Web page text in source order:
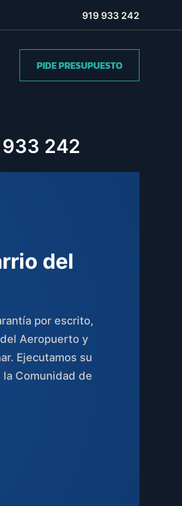
919 933 242
PIDE PRESUPUESTO
242
del
por escrito,
Aeropuerto y
Ejecutamos su
Comunidad de